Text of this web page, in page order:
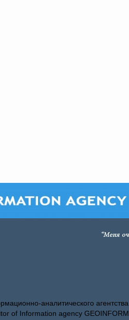
аналитического
of Information agency